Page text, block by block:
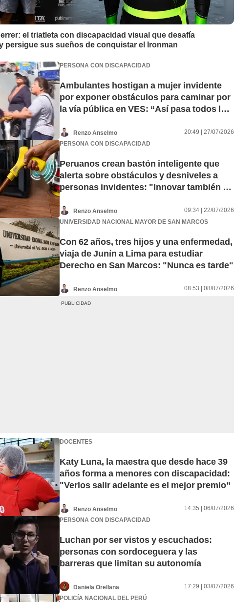
el triatleta con discapacidad visual que desafía
persigue sus sueños de conquistar el Ironman
PERSONA CON DISCAPACIDAD
Ambulantes hostigan a mujer invidente
por exponer obstáculos para caminar por
la vía pública en VES: “Así pasa todos los
Renzo Anselmo
20:49 | 27/07/2026
PERSONA CON DISCAPACIDAD
Peruanos crean bastón inteligente que
alerta sobre obstáculos y desniveles a
personas invidentes: "Innovar también es
Renzo Anselmo
09:34 | 22/07/2026
UNIVERSIDAD NACIONAL MAYOR DE SAN MARCOS
Con 62 años, tres hijos y una enfermedad,
viaja de Junín a Lima para estudiar
Derecho en San Marcos: "Nunca es tarde"
Renzo Anselmo 08:53 | 08/07/2026
DOCENTES
Katy Luna, la maestra que desde hace 39
años forma a menores con discapacidad:
"Verlos salir adelante es el mejor premio”
Renzo Anselmo
14:35 | 06/07/2026
PERSONA CON DISCAPACIDAD
Luchan por ser vistos y escuchados:
personas con sordoceguera y las
barreras que limitan su autonomía
Daniela Orellana
17:29 | 03/07/2026
POLICÍA NACIONAL DEL PERÚ